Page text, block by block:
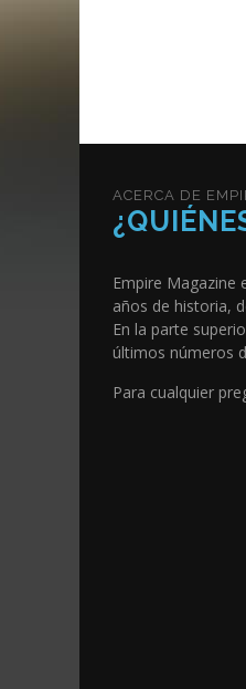
ACERCA DE
Empire Magazine
años de historia,
En la parte
últimos números
Para cualquier